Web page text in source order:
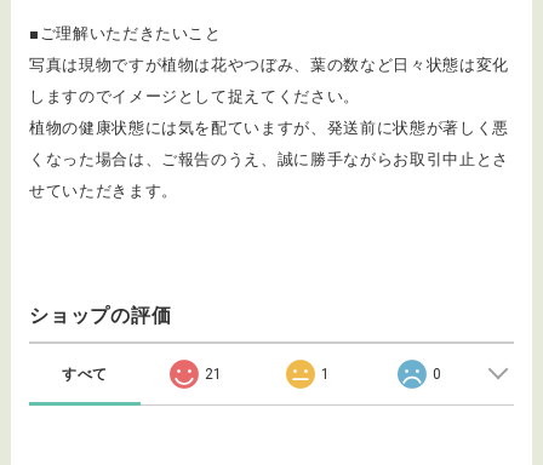
■ご理解いただきたいこと
写真は現物ですが植物は花やつぼみ、葉の数など日々状態は変化
しますのでイメージとして捉えてください。
植物の健康状態には気を配ていますが、発送前に状態が著しく悪
くなった場合は、ご報告のうえ、誠に勝手ながらお取引中止とさ
せていただきます。
ショップの評価
すべて 21 1 0